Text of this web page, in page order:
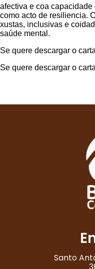
afectiva e coa
como acto de resiliencia.
xustas, inclusivas e
saúde mental.
Se quere descargar o
Se quere descargar o
Santo